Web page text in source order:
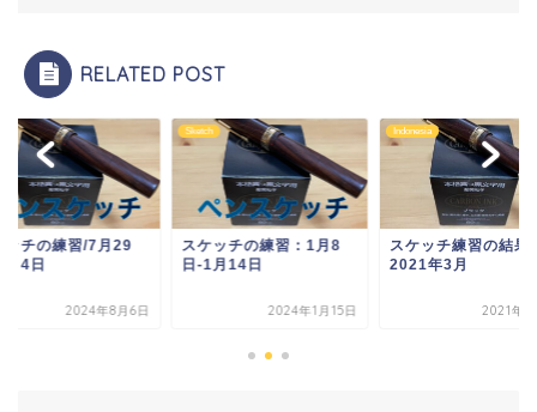
RELATED POST
ッチの練習：1月8
14日
2024年1月15日
Indonesia
スケッチ練習の結果：
2021年3月
2021年4月3日
Sketch
スケッチの練習/7月
日-8月4日
2024年8